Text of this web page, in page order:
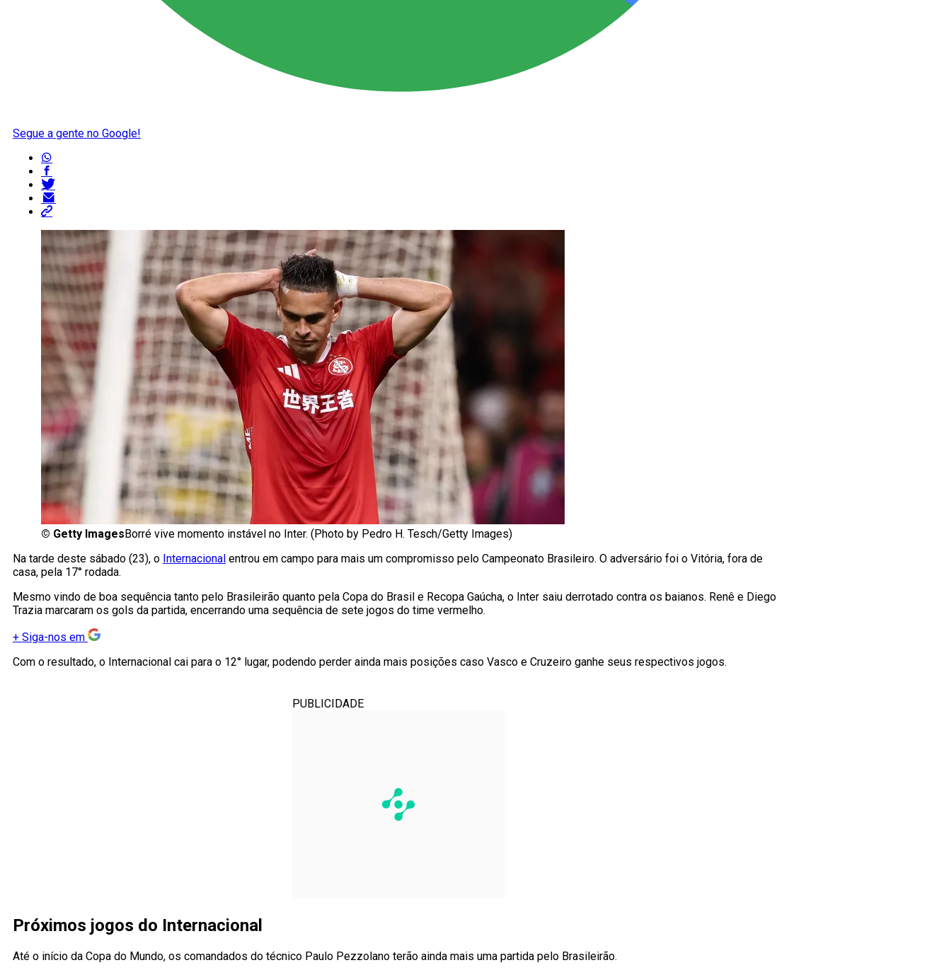
Segue a gente no Google!
© Getty Images Borré vive momento instável no Inter. (Photo by Pedro H. Tesch/Getty Images)
Na tarde deste sábado (23), o Internacional entrou em campo para mais um compromisso pelo Campeonato Brasileiro. O adversário foi o Vitória, fora de
casa, pela 17° rodada.
Mesmo vindo de boa sequência tanto pelo Brasileirão quanto pela Copa do Brasil e Recopa Gaúcha, o Inter saiu derrotado contra os baianos. Renê e Diego
Trazia marcaram os gols da partida, encerrando uma sequência de sete jogos do time vermelho.
+ Siga-nos em
Com o resultado, o Internacional cai para o 12° lugar, podendo perder ainda mais posições caso Vasco e Cruzeiro ganhe seus respectivos jogos.
PUBLICIDADE
Próximos jogos do Internacional
Até o início da Copa do Mundo, os comandados do técnico Paulo Pezzolano terão ainda mais uma partida pelo Brasileirão.